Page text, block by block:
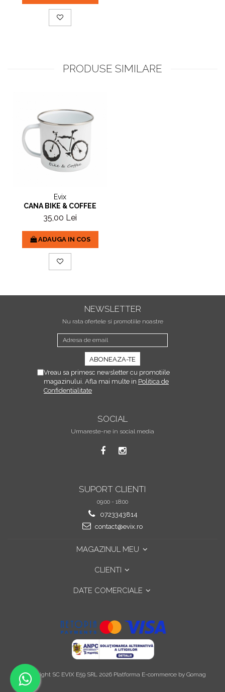
PRODUSE SIMILARE
Evix
CANA BIKE & COFFEE
35,00 Lei
ADAUGA IN COS
NEWSLETTER
Nu rata ofertele si promotiile noastre
Vreau sa primesc newsletter cu promotiile
magazinului. Afla mai multe in Politica de
Confidentialitate
SOCIAL
Urmareste-ne in social media
SUPORT CLIENTI
09:00 - 18:00
0723343814
contact@evix.ro
MAGAZINUL MEU
CLIENTI
DATE COMERCIALE
©Copyright SC EVIX E59 SRL 2026 Platforma E-commerce by Gomag